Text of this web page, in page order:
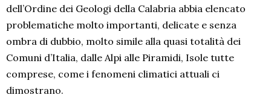
dell’Ordine dei Geologi della Calabria abbia elencato
problematiche molto importanti, delicate e senza
ombra di dubbio, molto simile alla quasi totalità dei
Comuni d’Italia, dalle Alpi alle Piramidi, Isole tutte
comprese, come i fenomeni climatici attuali ci
dimostrano.